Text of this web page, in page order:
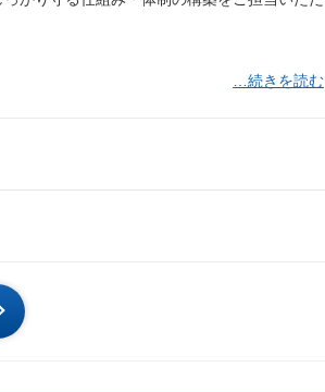
…続きを読む